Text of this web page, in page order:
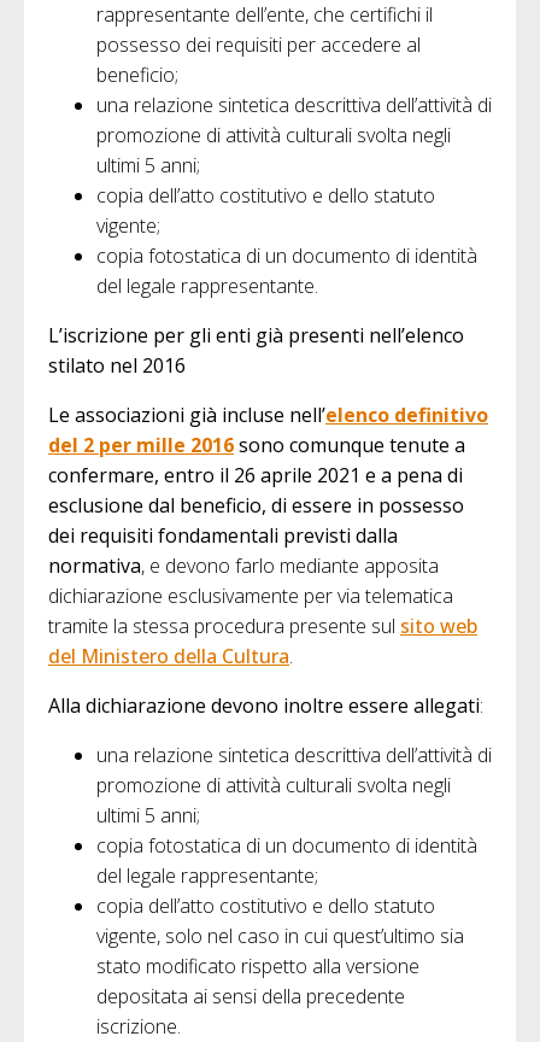
rappresentante dell’ente, che certifichi il
possesso dei requisiti per accedere al
beneficio;
una relazione sintetica descrittiva dell’attività di
promozione di attività culturali svolta negli
ultimi 5 anni;
copia dell’atto costitutivo e dello statuto
vigente;
copia fotostatica di un documento di identità
del legale rappresentante.
L’iscrizione per gli enti già presenti nell’elenco
stilato nel 2016
Le associazioni già incluse nell’elenco definitivo
del 2 per mille 2016sono comunque tenute a
confermare, entro il 26 aprile 2021 e a pena di
esclusione dal beneficio, di essere in possesso
dei requisiti fondamentali previsti dalla
normativa, e devono farlo mediante apposita
dichiarazione esclusivamente per via telematica
tramite la stessa procedura presente sul sito web
del Ministero della Cultura.
Alla dichiarazione devono inoltre essere allegati:
una relazione sintetica descrittiva dell’attività di
promozione di attività culturali svolta negli
ultimi 5 anni;
copia fotostatica di un documento di identità
del legale rappresentante;
copia dell’atto costitutivo e dello statuto
vigente, solo nel caso in cui quest’ultimo sia
stato modificato rispetto alla versione
depositata ai sensi della precedente
iscrizione.